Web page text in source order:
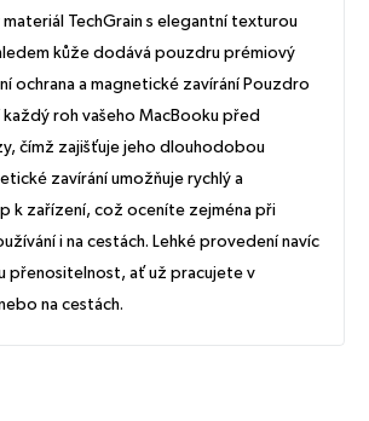
TechGrain s elegantní texturou
kůže dodává pouzdru prémiový
ochrana a magnetické zavírání Pouzdro
roh vašeho MacBooku před
čímž zajišťuje jeho dlouhodobou
zavírání umožňuje rychlý a
k zařízení, což oceníte zejména při
i na cestách. Lehké provedení navíc
přenositelnost, ať už pracujete v
na cestách.